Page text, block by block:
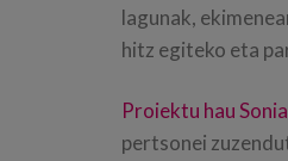
lagunak,
hitz egiteko eta
Proiektu hau
pertsonei